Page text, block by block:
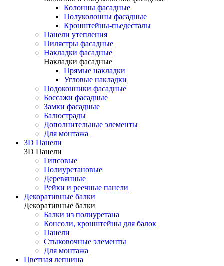
Колонны фасадные
Полуколонны фасадные
Кронштейны-пьедесталы
Панели утепления
Пилястры фасадные
Накладки фасадные
Накладки фасадные
Прямые накладки
Угловые накладки
Подоконники фасадные
Боссажи фасадные
Замки фасадные
Балюстрады
Дополнительные элементы
Для монтажа
3D Панели
3D Панели
Гипсовые
Полиуретановые
Деревянные
Рейки и реечные панели
Декоративные балки
Декоративные балки
Балки из полиуретана
Консоли, кронштейны для балок
Панели
Стыковочные элементы
Для монтажа
Цветная лепнина